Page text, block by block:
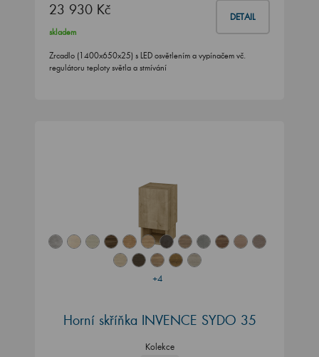
23 930 Kč DETAIL
skladem
Zrcadlo (1400x650x25) s LED osvětlením a vypínačem vč.
regulátoru teploty světla a stmívání
+4
Horní skříňka INVENCE SYDO 35
Kolekce